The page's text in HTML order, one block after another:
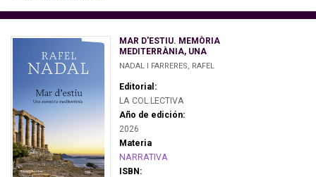
MAR D'ESTIU. MEMÒRIA
MEDITERRÀNIA, UNA
NADAL I FARRERES, RAFEL
Editorial:
LA COL.LECTIVA
Año de edición:
2026
Materia
NARRATIVA
ISBN: